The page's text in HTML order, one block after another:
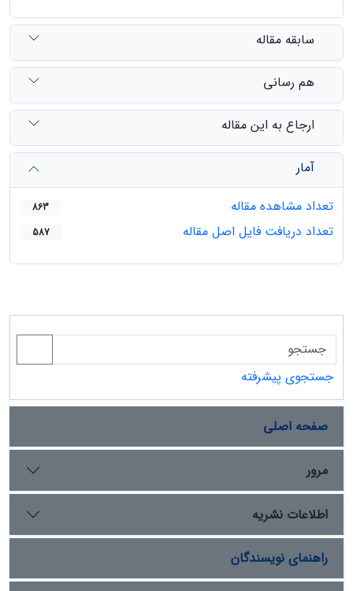
سابقه مقاله
هم رسانی
ارجاع به این مقاله
آمار
تعداد مشاهده مقاله
863
تعداد دریافت فایل اصل مقاله 587
جستجوی پیشرفته
صفحه اصلی
مرور
اطلاعات نشریه
راهنمای نویسندگان